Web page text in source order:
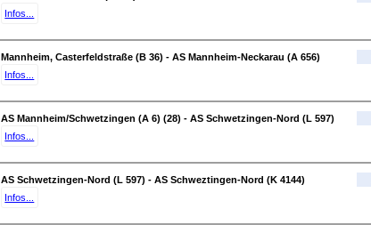
Infos...
Mannheim, Casterfeldstraße (B 36) - AS Mannheim-Neckarau (A 656)
Infos...
AS Mannheim/Schwetzingen (A 6) (28) - AS Schwetzingen-Nord (L 597)
Infos...
AS Schwetzingen-Nord (L 597) - AS Schweztingen-Nord (K 4144)
Infos...